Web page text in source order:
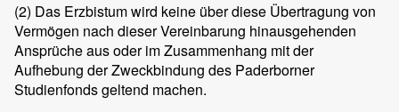
(2) Das Erzbistum wird keine über diese Übertragung von
Vermögen nach dieser Vereinbarung hinausgehenden
Ansprüche aus oder im Zusammenhang mit der
Aufhebung der Zweckbindung des Paderborner
Studienfonds geltend machen.